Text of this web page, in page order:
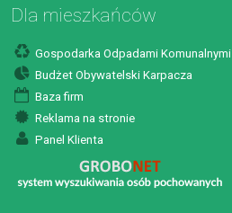
Dla mieszkańców
Gospodarka Odpadami Komunalnymi
Budżet Obywatelski Karpacza
Baza firm
Reklama na stronie
Panel Klienta